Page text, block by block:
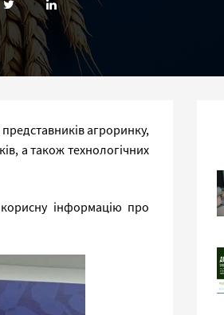
агроринку,
а також технологічних
інформацію про